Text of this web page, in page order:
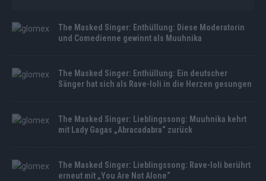
The Masked Singer: Enthüllung: Diese Moderatorin
und Comedienne gewinnt als Muuhnika
The Masked Singer: Enthüllung: Ein deutscher
Sänger hat sich als Rave-Ioli in die Herzen gesungen
The Masked Singer: Lieblingssong: Muuhnika kehrt
mit Lady Gagas „Abracadabra“ zurück
The Masked Singer: Lieblingssong: Rave-Ioli berührt
erneut mit „You Are Not Alone“